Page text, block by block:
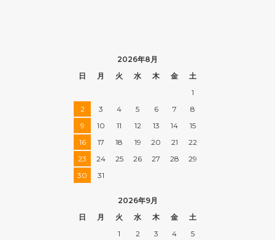
2026年8月
日
月 火 水 木 金
土
1
2
3 4 5 6 7
8
9
10 11 12 13 14
15
16
17 18 19 20 21
22
23
24 25 26 27 28
29
30
31
2026年9月
日
月 火 水 木 金
土
1
2 3 4
5